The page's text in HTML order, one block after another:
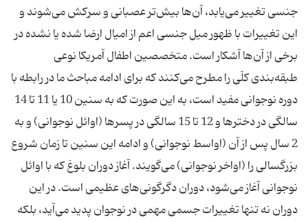
جنسی تغییر می‌یابد، آن‌ها بیش‌تر عصبانی و سرکش می‌شوند و
این تغییرات با ظهور میل جنسی اعم از امیال ارضا شده یا نشده در
برخی از آن‌ها آشکار است. متخصصین اطفال آمریکا نوعی
طبقه‌بندی کلّی را مطرح می‌کنند که برای ادامه مباحث ما در رابطه با
دوره نوجوانی مفید است، به این صورت که به سنین 10 یا 11 تا 14
سالگی در دخترها و 12 تا 15 سالگی در پسرها (اوائل نوجوانی) و به
2 سال پس از آن (اواسط نوجوانی) و ادامه این سنین تا زمان شروع
بزرگسالی را (اواخر نوجوانی) می‌گویند. آغاز دوران بلوغ که با اوائل
نوجوانی آغاز می‌شود، دوران دگرگونی‌های عظیمی ‌است. در این
دوران نه تنها تغییرات جسمی ‌مهمی ‌در نوجوان پدید می‌آید، بلکه